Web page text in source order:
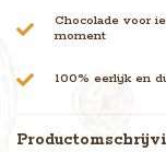
Chocolade voor
moment
100% eerlijk en